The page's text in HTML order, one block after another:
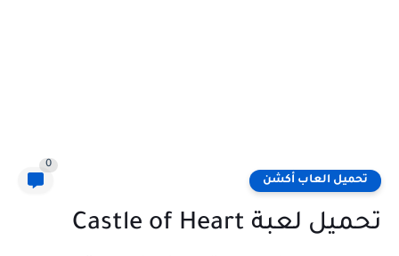
تحميل العاب أكشن
0
تحميل لعبة Castle of Heart